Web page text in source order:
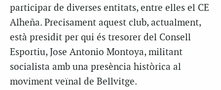
participar de diverses entitats, entre elles el CE
Alheña. Precisament aquest club, actualment,
està presidit per qui és tresorer del Consell
Esportiu, Jose Antonio Montoya, militant
socialista amb una presència històrica al
moviment veïnal de Bellvitge.